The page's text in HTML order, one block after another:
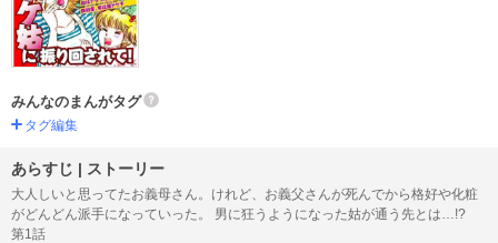
みんなのまんがタグ
タグ編集
あらすじ | ストーリー
大人しいと思ってたお義母さん。けれど、お義父さんが死んでから格好や化粧
がどんどん派手になっていった。 男に狂うようになった姑が通う先とは…!?
第1話